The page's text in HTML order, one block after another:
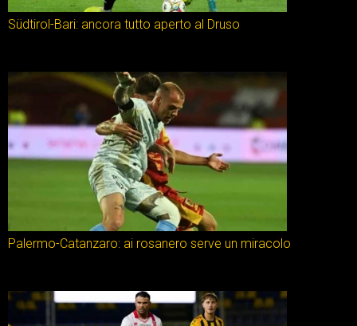
Südtirol-Bari: ancora tutto aperto al Druso
Palermo-Catanzaro: ai rosanero serve un miracolo